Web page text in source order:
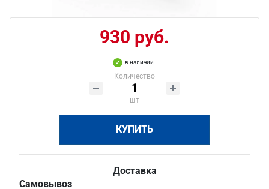
930 руб.
в наличии
Количество
шт
КУПИТЬ
Доставка
Самовывоз